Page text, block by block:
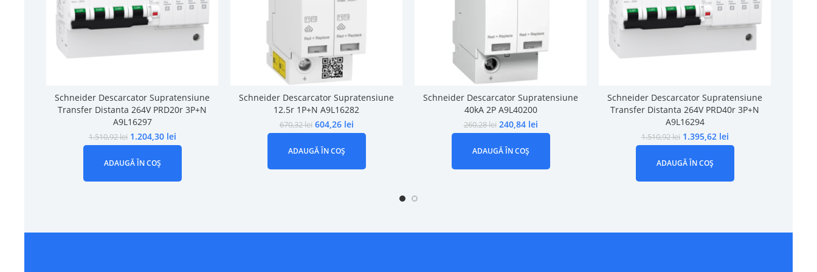
Schneider Descarcator Supratensiune
Transfer Distanta 264V PRD20r 3P+N
A9L16297
1.510,92lei 1.204,30 lei
ADAUGĂ ÎN COȘ
Schneider Descarcator Supratensiune
12.5r 1P+N A9L16282
670,32lei 604,26 lei
ADAUGĂ ÎN COȘ
Schneider Descarcator Supratensiune
40kA 2P A9L40200
260,28lei 240,84 lei
ADAUGĂ ÎN COȘ
Schneider Descarcator Supratensiune
Transfer Distanta 264V PRD40r 3P+N
A9L16294
1.510,92lei 1.395,62 lei
ADAUGĂ ÎN COȘ